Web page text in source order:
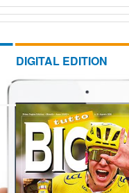
DIGITAL EDITION